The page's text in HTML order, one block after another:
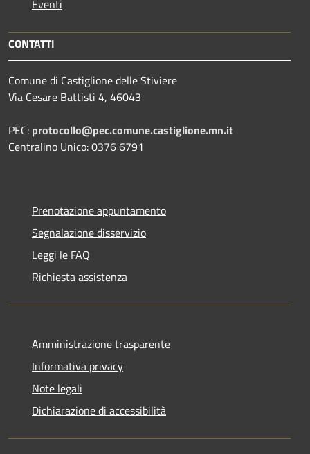
Eventi
CONTATTI
Comune di Castiglione delle Stiviere
Via Cesare Battisti 4, 46043
PEC: protocollo@pec.comune.castiglione.mn.it
Centralino Unico: 0376 6791
Prenotazione appuntamento
Segnalazione disservizio
Leggi le FAQ
Richiesta assistenza
Amministrazione trasparente
Informativa privacy
Note legali
Dichiarazione di accessibilità